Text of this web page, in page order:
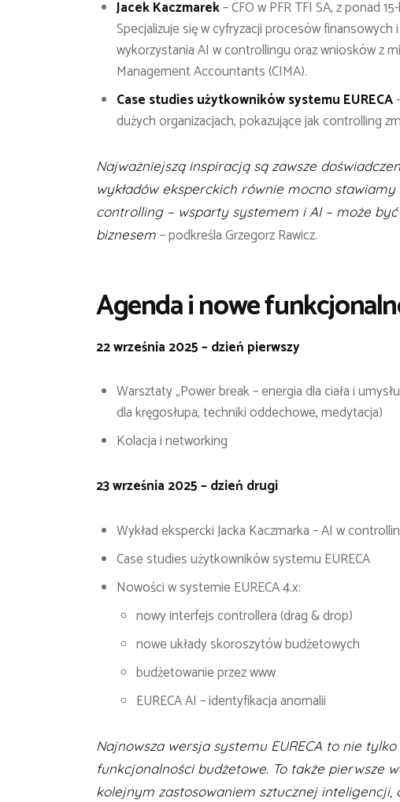
Jacek Kaczmarek– CFO w PFR TFI SA, z ponad
Specjalizuje się w cyfryzacji procesów
wykorzystania AI w controllingu oraz wniosków z
Management Accountants (CIMA).
Case studies użytkowników systemu EURECA
dużych organizacjach, pokazujące jak controlling
Najważniejszą inspiracją są zawsze
wykładów eksperckich równie mocno stawiamy
controlling – wsparty systemem i AI – może
biznesem – podkreśla Grzegorz Rawicz.
Agenda i nowe
22 września 2025 – dzień pierwszy
Warsztaty „Power break – energia dla ciała i
dla kręgosłupa, techniki oddechowe, medytacja)
Kolacja i networking
23 września 2025 – dzień drugi
Wykład ekspercki Jacka Kaczmarka – AI w
Case studies użytkowników systemu EURECA
Nowości w systemie EURECA 4.x:
nowy interfejs controllera (drag & drop)
nowe układy skoroszytów budżetowych
budżetowanie przez www
EURECA AI – identyfikacja anomalii
Najnowsza wersja systemu EURECA to nie
funkcjonalności budżetowe. To także pierwsze
kolejnym zastosowaniem sztucznej